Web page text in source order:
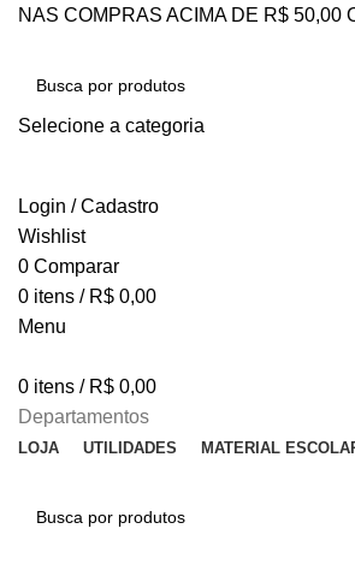
NAS COMPRAS ACIMA DE R$ 50,00
Selecione a categoria
Login / Cadastro
Wishlist
0 Comparar
0 itens / R$ 0,00
Menu
0 itens / R$ 0,00
Departamentos
LOJA UTILIDADES MATERIAL